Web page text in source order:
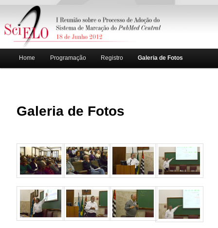
Skip to primary content
Skip to secondary content
Home Programação Registro Galeria de Fotos
Galeria de Fotos